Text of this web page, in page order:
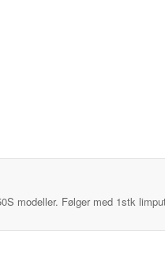
modeller. Følger med 1stk